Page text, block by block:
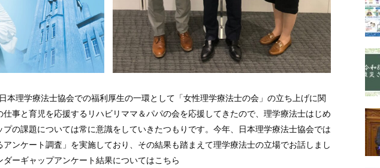
本理学療法士協会での福利厚生の一環として「女性理学療法士の会」の立ち上げに関
事と育児を応援するリハビリママ＆パパの会を応援してきたので、理学療法士はじめ
プの課題については常に意識をしていきたつもりです。今年、日本理学療法士協会では
アンケート調査」を実施しており、その結果も踏まえて理学療法士の立場でお話しまし
ーギャップアンケート結果についてはこちら